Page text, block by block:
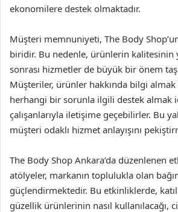
ekonomilere destek olmaktadır.
Müşteri memnuniyeti, The Body
biridir. Bu nedenle, ürünlerin kalitesinin
sonrası hizmetler de büyük bir önem
Müşteriler, ürünler hakkında bilgi almak
herhangi bir sorunla ilgili destek almak
çalışanlarıyla iletişime geçebilirler. Bu
müşteri odaklı hizmet anlayışını
The Body Shop Ankara’da düzenlenen
atölyeler, markanın toplulukla olan
güçlendirmektedir. Bu etkinliklerde,
güzellik ürünlerinin nasıl kullanılacağı,